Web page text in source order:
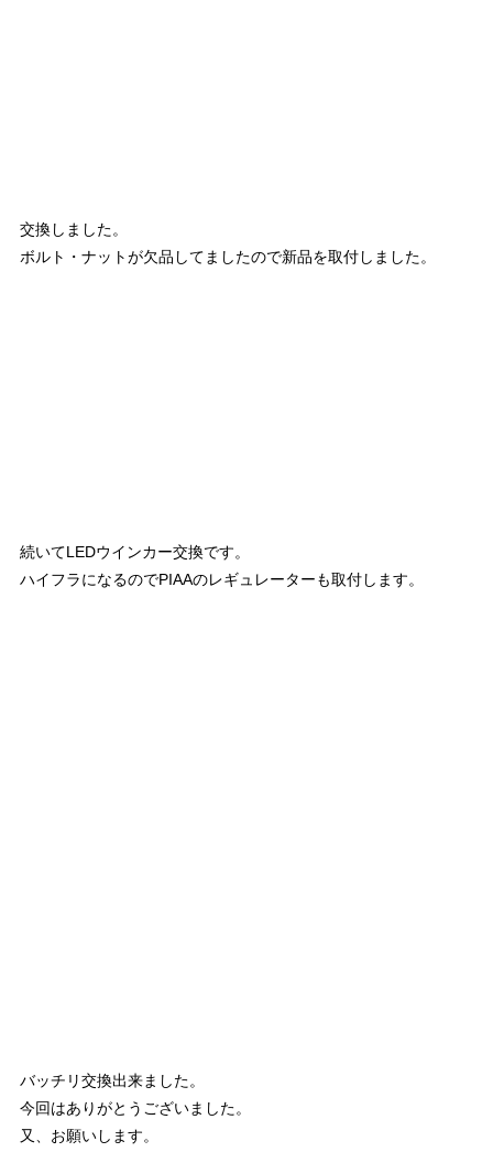
交換しました。
ボルト・ナットが欠品してましたので新品を取付しました。
続いてLEDウインカー交換です。
ハイフラになるのでPIAAのレギュレーターも取付します。
バッチリ交換出来ました。
今回はありがとうございました。
又、お願いします。